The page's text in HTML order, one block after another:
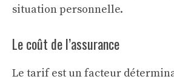
situation personnelle.
Le coût de l’assurance
Le tarif est un facteur